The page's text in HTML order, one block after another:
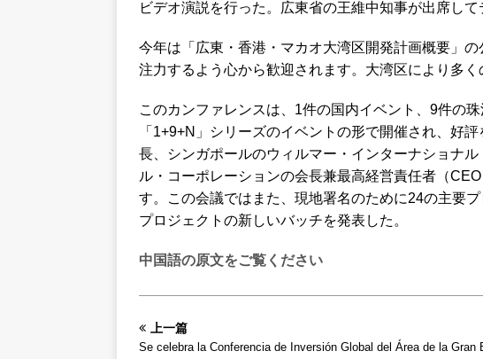
ビデオ演説を行った。広東省の王維中知事が出席し
今年は「広東・香港・マカオ大湾区開発計画概要」
注力するよう心から歓迎されます。大湾区により多
このカンファレンスは、1件の国内イベント、9件の
「1+9+N」シリーズのイベントの形で開催され、好
長、シンガポールのウィルマー・インターナショナ
ル・コーポレーションの会長兼最高経営責任者（
す。この会議ではまた、現地署名のために24の主要
プロジェクトの新しいバッチを発表した。
中国語の原文をご覧ください
上一篇
Se celebra la Conferencia de Inversión Global del Área de la Gran